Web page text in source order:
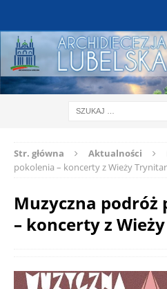
Str. główna Aktualności
pokolenia – koncerty z Wieży
Muzyczna podróż
– koncerty z